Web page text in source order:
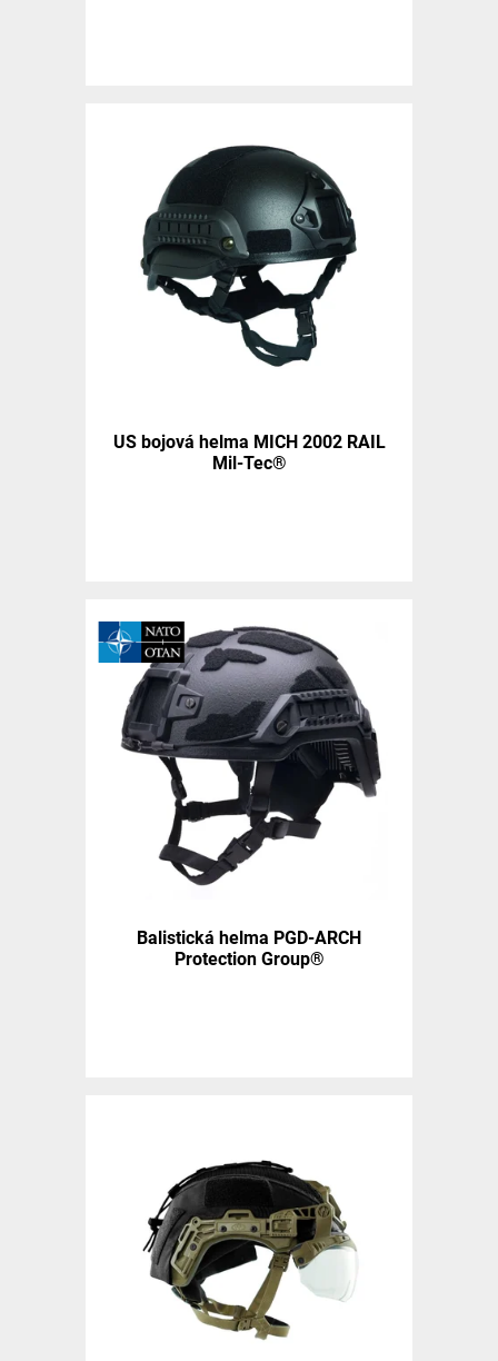
US bojová helma MICH 2002 RAIL
Mil-Tec®
Balistická helma PGD-ARCH
Protection Group®